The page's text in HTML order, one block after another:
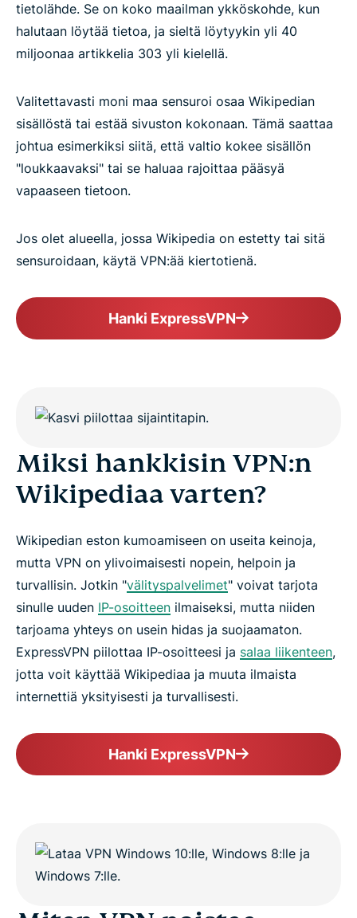
tietolähde. Se on koko maailman ykköskohde, kun
halutaan löytää tietoa, ja sieltä löytyykin yli 40
miljoonaa artikkelia 303 yli kielellä.
Valitettavasti moni maa sensuroi osaa Wikipedian
sisällöstä tai estää sivuston kokonaan. Tämä saattaa
johtua esimerkiksi siitä, että valtio kokee sisällön
"loukkaavaksi" tai se haluaa rajoittaa pääsyä
vapaaseen tietoon.
Jos olet alueella, jossa Wikipedia on estetty tai sitä
sensuroidaan, käytä VPN:ää kiertotienä.
Hanki ExpressVPN
Miksi hankkisin VPN:n
Wikipediaa varten?
Wikipedian eston kumoamiseen on useita keinoja,
mutta VPN on ylivoimaisesti nopein, helpoin ja
turvallisin. Jotkin "välityspalvelimet" voivat tarjota
sinulle uuden IP-osoitteen ilmaiseksi, mutta niiden
tarjoama yhteys on usein hidas ja suojaamaton.
ExpressVPN piilottaa IP-osoitteesi ja salaa liikenteen,
jotta voit käyttää Wikipediaa ja muuta ilmaista
internettiä yksityisesti ja turvallisesti.
Hanki ExpressVPN